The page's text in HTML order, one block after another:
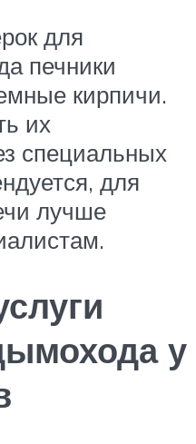
для
печники
кирпичи.
их
специальных
для
лучше
у